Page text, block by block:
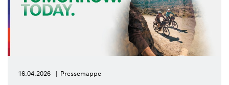
16.04.2026 Pressemappe